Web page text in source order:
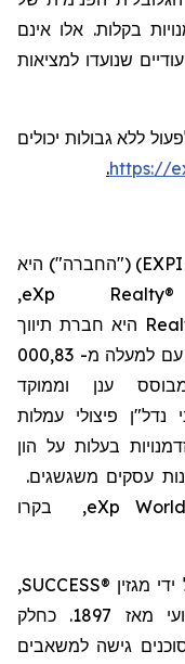
בקלות. אלו אינם
שנועדו למציאות
ללא גבולות יכולים
https://
.
EXPI) ("החברה") היא
eXp Realty®
,
היא חברת תיווך
עם למעלה מ- 83
,000
ענן וממוקד
נדל"ן פיצולי עמלות
בעלות על הון
עסקים משגשגים.
eXp, בקרו
מגזין SUCCESS®
,
כחלק
גישה למשאבים